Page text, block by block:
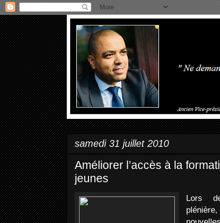
samedi 31 juillet 2010
Améliorer l’accès à la
jeunes
Lors